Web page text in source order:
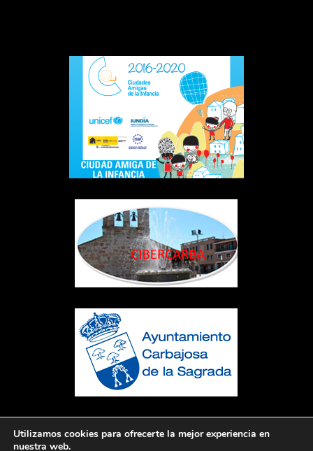
Utilizamos cookies para ofrecerte la mejor experiencia en
nuestra web.